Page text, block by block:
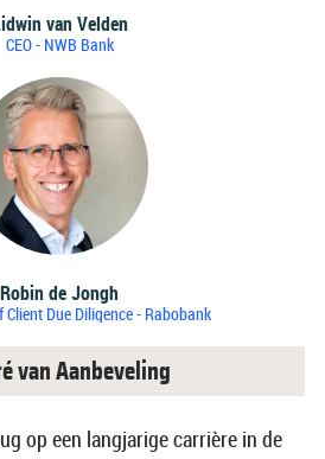
van Velden
CEO - NWB Bank
Robin de Jongh
Client Due Diligence - Rabobank
van Aanbeveling
op een langjarige carrière in de